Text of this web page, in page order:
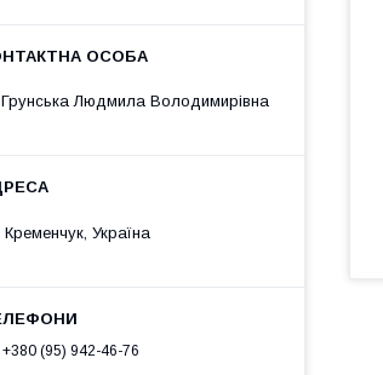
Грунська Людмила Володимирівна
Кременчук, Україна
+380 (95) 942-46-76